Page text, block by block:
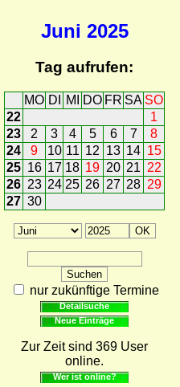
Juni 2025
Tag aufrufen:
MO DI MI DO FR SA SO
22
1
23
2 3 4 5 6 7
8
24
9 10 11 12 13 14 15
25 16 17 18 19 20 21 22
26 23 24 25 26 27 28 29
27 30
nur zukünftige Termine
Detailsuche
Neue Einträge
Zur Zeit sind 369 User
online.
Wer ist online?